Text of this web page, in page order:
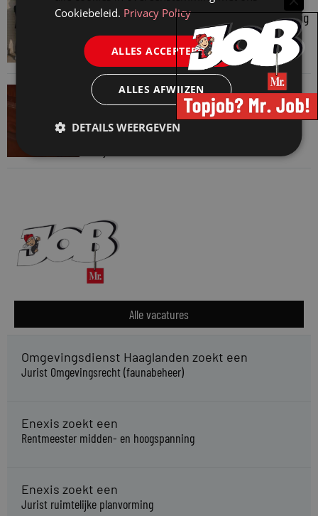
Je hebt maar 1% van je jaarlijkse omzet nodig
30 juli 2026
VAN ONZE KENNISPARTNERS
Een HR-brief is meer dan een juridisch
document
Alle vacatures
Omgevingsdienst Haaglanden zoekt een
Jurist Omgevingsrecht (faunabeheer)
Enexis zoekt een
Rentmeester midden- en hoogspanning
Enexis zoekt een
Jurist ruimtelijke planvorming
Cookiebeleid. Privacy Policy
ALLES ACCEPTEREN
ALLES AFWIJZEN
DETAILS WEERGEVEN